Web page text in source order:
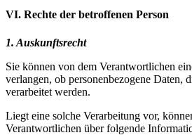
VI. Rechte der betroffenen Person
1. Auskunftsrecht
Sie können von dem Verantwortlichen
verlangen, ob personenbezogene Daten,
verarbeitet werden.
Liegt eine solche Verarbeitung vor,
Verantwortlichen über folgende